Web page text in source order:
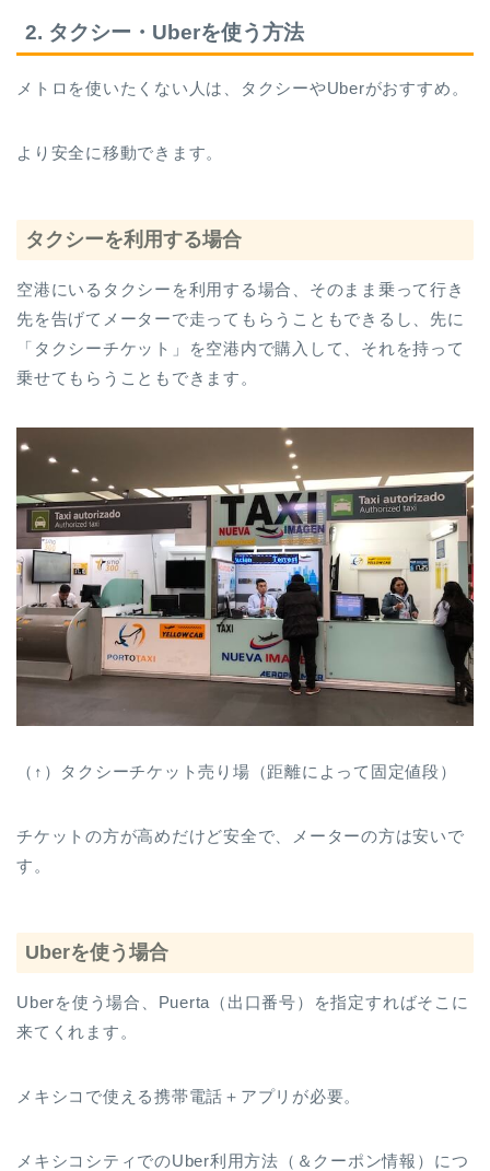
2. タクシー・Uberを使う方法
メトロを使いたくない人は、タクシーやUberがおすすめ。
より安全に移動できます。
タクシーを利用する場合
空港にいるタクシーを利用する場合、そのまま乗って行き
先を告げてメーターで走ってもらうこともできるし、先に
「タクシーチケット」を空港内で購入して、それを持って
乗せてもらうこともできます。
（↑）タクシーチケット売り場（距離によって固定値段）
チケットの方が高めだけど安全で、メーターの方は安いで
す。
Uberを使う場合
Uberを使う場合、Puerta（出口番号）を指定すればそこに
来てくれます。
メキシコで使える携帯電話＋アプリが必要。
メキシコシティでのUber利用方法（＆クーポン情報）につ